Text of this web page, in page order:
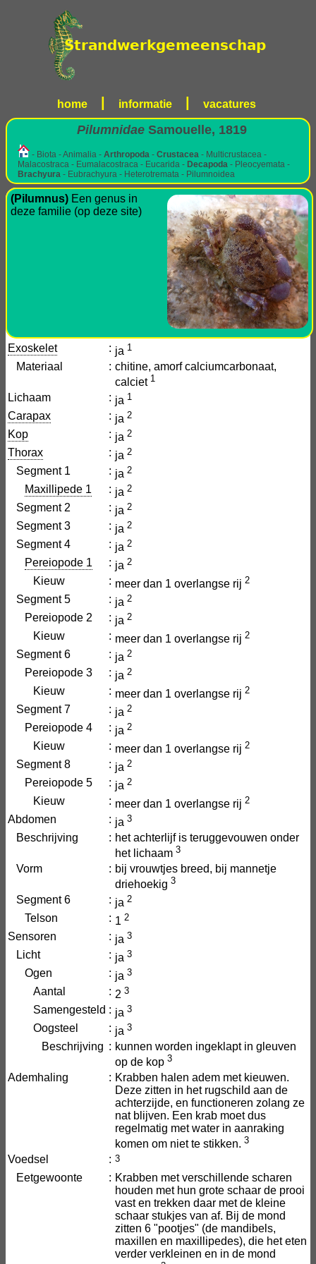
home informatie vacatures
PilumnidaeSamouelle, 1819
- Biota - Animalia - Arthropoda - Crustacea - Multicrustacea -
Malacostraca - Eumalacostraca - Eucarida - Decapoda - Pleocyemata -
Brachyura - Eubrachyura - Heterotremata - Pilumnoidea
(Pilumnus) Een genus in
deze familie (op deze site)
Exoskelet : ja 1
Materiaal : chitine, amorf calciumcarbonaat,
calciet 1
Lichaam : ja 1
Carapax : ja 2
Kop : ja 2
Thorax : ja 2
Segment 1 : ja 2
Maxillipede 1 : ja 2
Segment 2 : ja 2
Segment 3 : ja 2
Segment 4 : ja 2
Pereiopode 1 : ja 2
Kieuw : meer dan 1 overlangse rij 2
Segment 5 : ja 2
Pereiopode 2 : ja 2
Kieuw : meer dan 1 overlangse rij 2
Segment 6 : ja 2
Pereiopode 3 : ja 2
Kieuw : meer dan 1 overlangse rij 2
Segment 7 : ja 2
Pereiopode 4 : ja 2
Kieuw : meer dan 1 overlangse rij 2
Segment 8 : ja 2
Pereiopode 5 : ja 2
Kieuw : meer dan 1 overlangse rij 2
Abdomen : ja 3
Beschrijving : het achterlijf is teruggevouwen onder
het lichaam 3
Vorm : bij vrouwtjes breed, bij mannetje
driehoekig 3
Segment 6 : ja 2
Telson : 1 2
Sensoren : ja 3
Licht : ja 3
Ogen : ja 3
Aantal : 2 3
Samengesteld : ja 3
Oogsteel : ja 3
Beschrijving : kunnen worden ingeklapt in gleuven
op de kop 3
Ademhaling : Krabben halen adem met kieuwen.
Deze zitten in het rugschild aan de
achterzijde, en functioneren zolang ze
nat blijven. Een krab moet dus
regelmatig met water in aanraking
komen om niet te stikken. 3
Voedsel : 3
Eetgewoonte : Krabben met verschillende scharen
houden met hun grote schaar de prooi
vast en trekken daar met de kleine
schaar stukjes van af. Bij de mond
zitten 6 "pootjes" (de mandibels,
maxillen en maxillipedes), die het eten
verder verkleinen en in de mond